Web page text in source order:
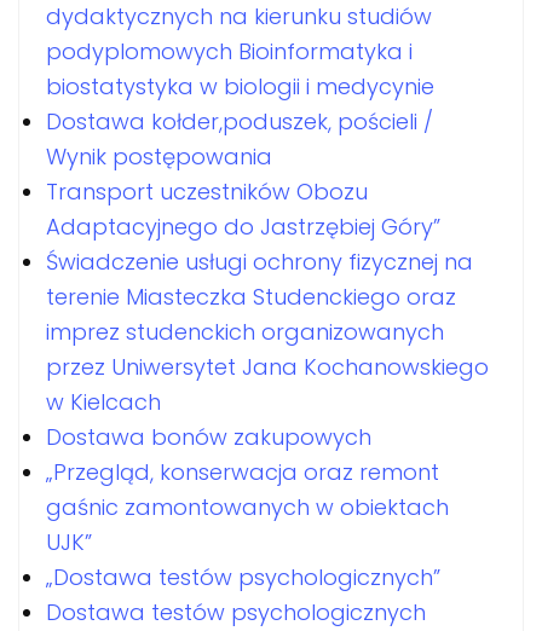
dydaktycznych na kierunku studiów
podyplomowych Bioinformatyka i
biostatystyka w biologii i medycynie
Dostawa kołder,poduszek, pościeli /
Wynik postępowania
Transport uczestników Obozu
Adaptacyjnego do Jastrzębiej Góry”
Świadczenie usługi ochrony fizycznej na
terenie Miasteczka Studenckiego oraz
imprez studenckich organizowanych
przez Uniwersytet Jana Kochanowskiego
w Kielcach
Dostawa bonów zakupowych
„Przegląd, konserwacja oraz remont
gaśnic zamontowanych w obiektach
UJK”
„Dostawa testów psychologicznych”
Dostawa testów psychologicznych